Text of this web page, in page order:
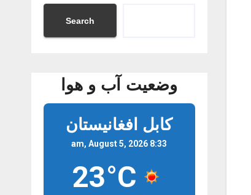
Search
وضعیت آب و هوا
کابل افغانیستان
8:33 am, August 5, 2026
23°C